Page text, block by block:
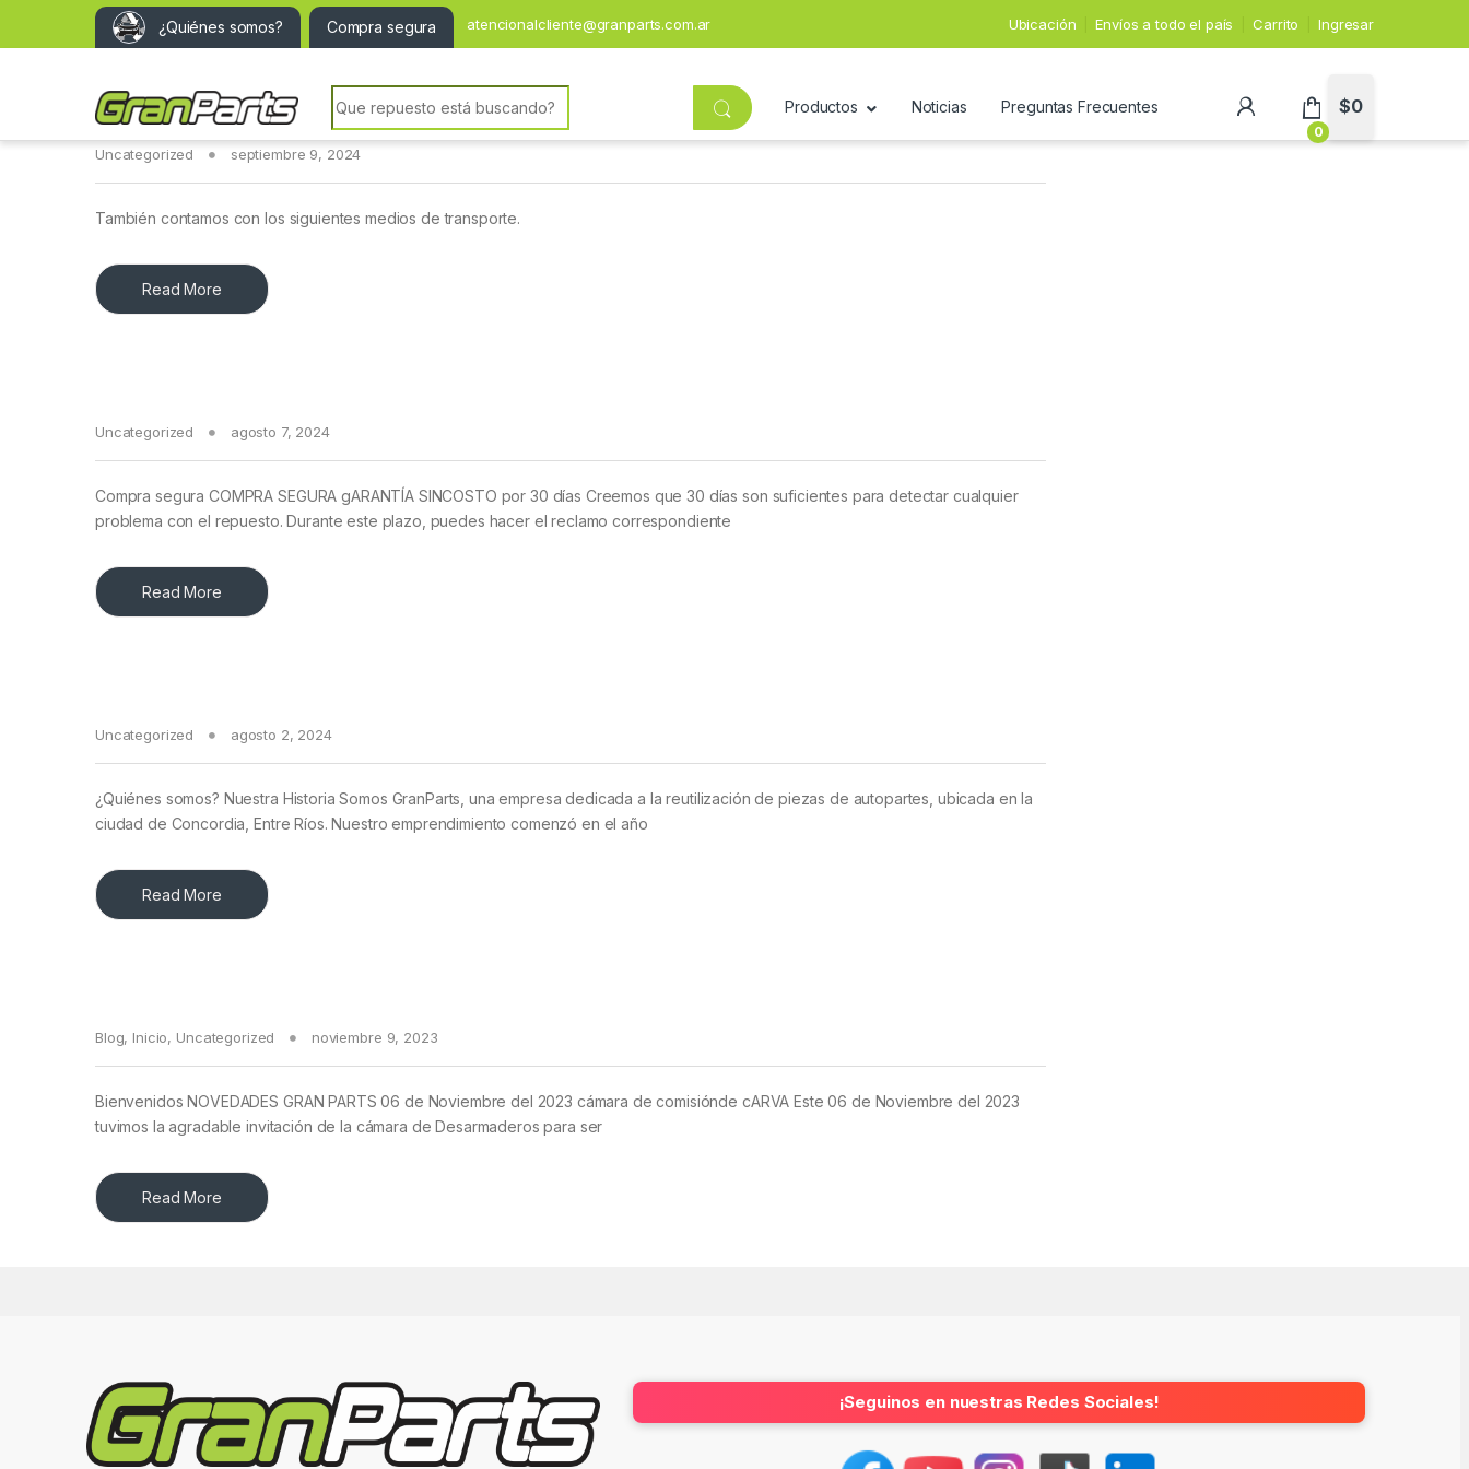
¿Quiénes somos? Compra segura atencionalcliente@granparts.com.ar Ubicación Envíos a todo el país Carrito Ingresar
Search for:
Productos Noticias Preguntas Frecuentes
0
$0
Uncategorized septiembre 9, 2024
También contamos con los siguientes medios de transporte.
Read More
Uncategorized agosto 7, 2024
Compra segura COMPRA SEGURA gARANTÍA SINCOSTO por 30 días Creemos que 30 días son suficientes para detectar cualquier
problema con el repuesto. Durante este plazo, puedes hacer el reclamo correspondiente
Read More
Uncategorized agosto 2, 2024
¿Quiénes somos? Nuestra Historia Somos GranParts, una empresa dedicada a la reutilización de piezas de autopartes, ubicada en la
ciudad de Concordia, Entre Ríos. Nuestro emprendimiento comenzó en el año
Read More
Blog, Inicio, Uncategorized noviembre 9, 2023
Bienvenidos NOVEDADES GRAN PARTS 06 de Noviembre del 2023 cámara de comisiónde cARVA Este 06 de Noviembre del 2023
tuvimos la agradable invitación de la cámara de Desarmaderos para ser
Read More
¡Seguinos en nuestras Redes Sociales!